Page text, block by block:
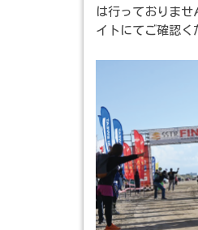
は行っておりま
イトにてご確認く